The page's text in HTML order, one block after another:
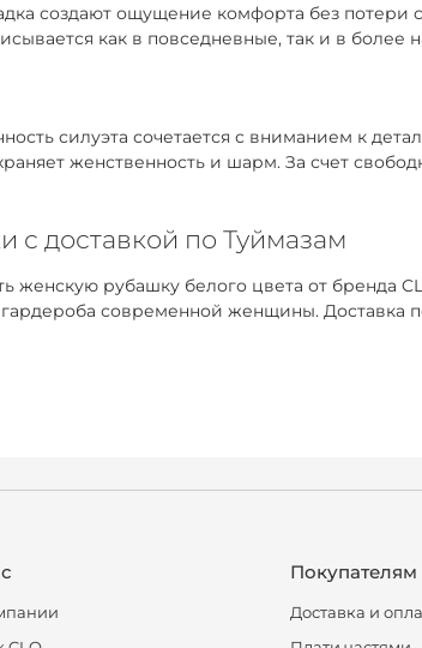
создают ощущение комфорта без
как в повседневные, так и в более
силуэта сочетается с вниманием к
женственность и шарм. За счет
с доставкой по Туймазам
женскую рубашку белого цвета от бренда
современной женщины. Доставка
Покупателям
Доставка и